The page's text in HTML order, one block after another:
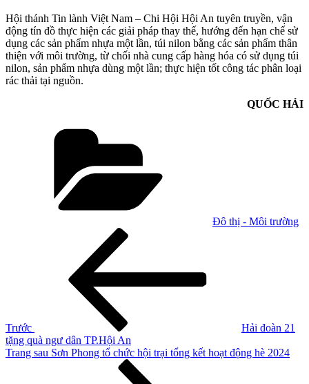
Hội thánh Tin lành Việt Nam – Chi Hội Hội An tuyên truyền, vận
động tín đồ thực hiện các giải pháp thay thế, hướng đến hạn chế sử
dụng các sản phẩm nhựa một lần, túi nilon bằng các sản phẩm thân
thiện với môi trường, từ chối nhà cung cấp hàng hóa có sử dụng túi
nilon, sản phẩm nhựa dùng một lần; thực hiện tốt công tác phân loại
rác thải tại nguồn.
QUỐC HẢI
Đô thị - Môi trường
Trước
Hải đoàn 21
tặng quà ngư dân TP.Hội An
Bài
Trang sau Sơn Phong tổ chức hội trại tổng kết hoạt động hè 2024